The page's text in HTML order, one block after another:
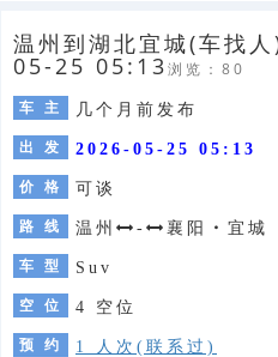
温州到湖北宜城(车找
05-25 05:13浏览：80
车 主 几个月前发布
出 发 2026-05-25 05:13
价 格 可谈
路 线 温州 - 襄阳 ・ 宜城
车 型 Suv
空 位 4 空位
预 约 1 人次(联系过)